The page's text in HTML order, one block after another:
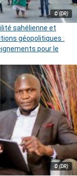
© (DR)
sahélienne et
géopolitiques :
pour le
© (DR)